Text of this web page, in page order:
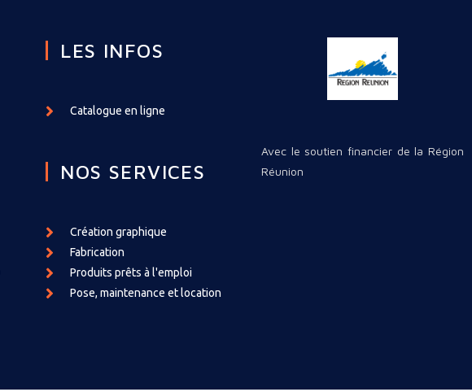
LES INFOS
Catalogue en ligne
NOS SERVICES
Création graphique
Fabrication
Produits prêts à l'emploi
Pose, maintenance et location
Avec le soutien financier de la Région
Réunion